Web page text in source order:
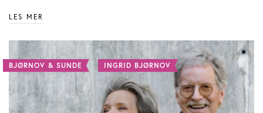
LES MER
BJØRNOV & SUNDE INGRID BJØRNOV